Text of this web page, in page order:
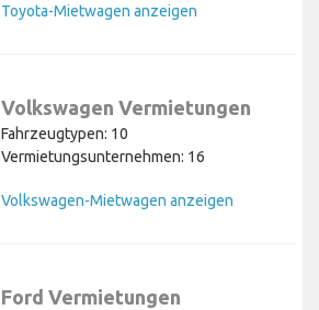
Toyota-Mietwagen anzeigen
Volkswagen Vermietungen
Fahrzeugtypen: 10
Vermietungsunternehmen: 16
Volkswagen-Mietwagen anzeigen
Ford Vermietungen